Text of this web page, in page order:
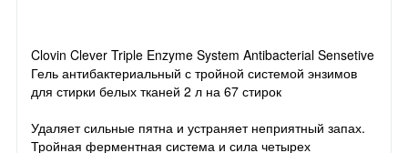
Clovin Clever Triple Enzyme System Antibacterial Sensetive
Гель антибактериальный с тройной системой энзимов
для стирки белых тканей 2 л на 67 стирок
Удаляет сильные пятна и устраняет неприятный запах.
Тройная ферментная система и сила четырех